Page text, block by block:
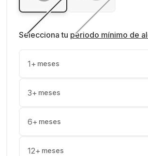
Selecciona tu periodo mínimo de
1+ meses
3+ meses
6+ meses
12+ meses